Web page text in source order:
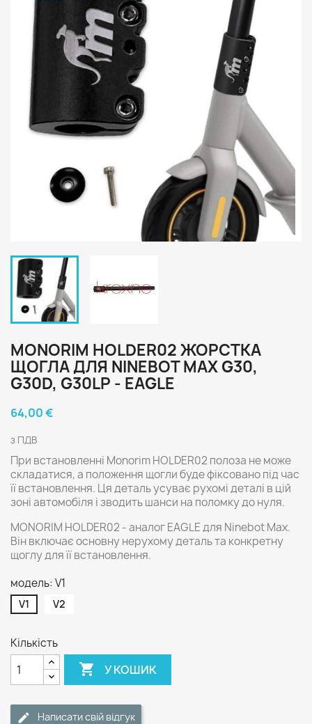
MONORIM HOLDER02 ЖОРСТКА
ЩОГЛА ДЛЯ NINEBOT MAX G30,
G30D, G30LP - EAGLE
64,00 €
з ПДВ
При встановленні Monorim HOLDER02 полоза не може
складатися, а положення щогли буде фіксовано під час
її встановлення. Ця деталь усуває рухомі деталі в цій
зоні автомобіля і зводить шанси на поломку до нуля.
MONORIM HOLDER02 - аналог EAGLE для Ninebot Max.
Він включає основну нерухому деталь та конкретну
щоглу для її встановлення.
модель: V1
V1 V2
Кількість
 У КОШИК
Написати свій відгук